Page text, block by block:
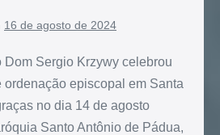
16 de agosto de 2024
Sergio Krzywy celebrou
ordenação episcopal em Santa
no dia 14 de agosto
Santo Antônio de Pádua,